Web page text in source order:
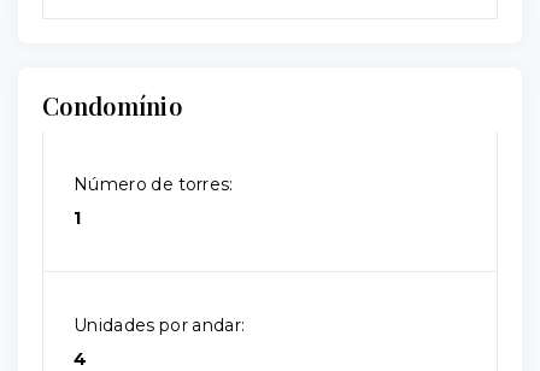
Condomínio
Número de torres:
1
Unidades por andar:
4